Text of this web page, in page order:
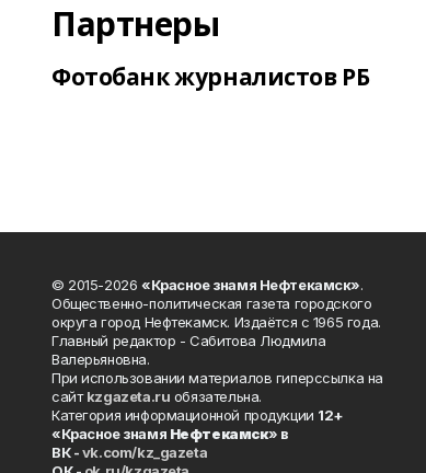
Партнеры
Фотобанк журналистов РБ
© 2015-2026 «Красное знамя Нефтекамск».
Общественно-политическая газета городского
округа город Нефтекамск. Издаётся с 1965 года.
Главный редактор - Сабитова Людмила
Валерьяновна.
При использовании материалов гиперссылка на
сайтkzgazeta.ru обязательна.
Категория информационной продукции 12+
«Красное знамя Нефтекамск» в
ВК -vk.com/kz_gazeta